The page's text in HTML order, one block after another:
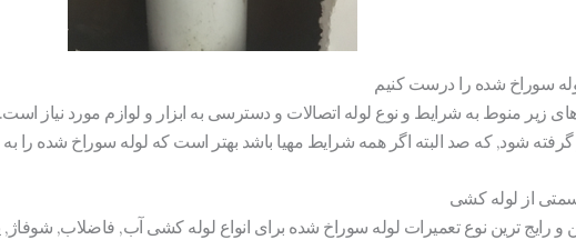
زیر منوط به شرایط و نوع لوله اتصالات و دسترسی به ابزار و لوازم مورد نیاز
گرفته شود, که صد البته اگر همه شرایط مهیا باشد بهتر است که لوله سوراخ شده را
از لوله کشی
و رایج ترین نوع تعمیرات لوله سوراخ شده برای انواع لوله کشی آب, فاضلاب,